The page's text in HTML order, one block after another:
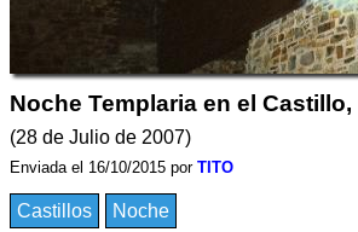
Noche Templaria en el Castillo,
(28 de Julio de 2007)
Enviada el 16/10/2015 por TITO
Castillos Noche